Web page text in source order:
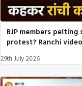
BJP members
protest? Ranchi
29th July 2026